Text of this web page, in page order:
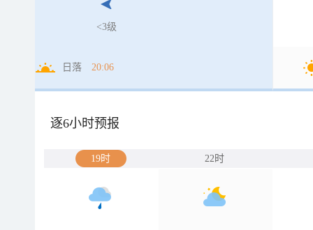
<3级
日落 20:06
逐6小时预报
19时 22时